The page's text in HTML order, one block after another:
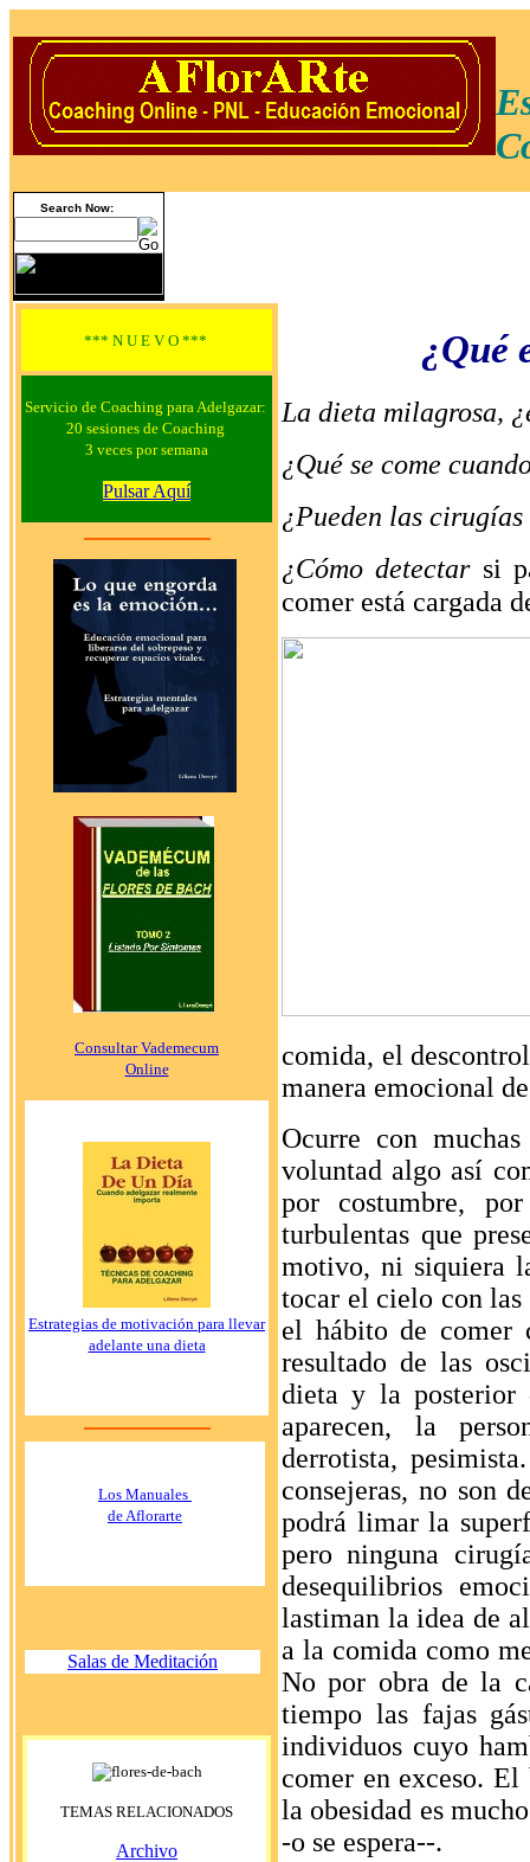
Search Now:
*** N U E V O ***
Servicio de Coaching para Adelgazar:
20 sesiones de Coaching
3 veces por semana
Pulsar Aquí
Consultar Vademecum
Online
Estrategias de motivación para llevar
adelante una dieta
Los Manuales
de Aflorarte
Salas de Meditación
TEMAS RELACIONADOS
Archivo
¿Qué
La dieta milagrosa,
¿Qué se come
¿Pueden las
¿Cómo detectar si
comer está cargada
comida, el
manera emocional
Ocurre con
voluntad algo así
por costumbre,
turbulentas que
motivo, ni siquiera
tocar el cielo con las
el hábito de comer
resultado de las
dieta y la posterior
aparecen, la
derrotista,
consejeras, no son
podrá limar la
pero ninguna
desequilibrios
lastiman la idea de
a la comida como
No por obra de la
tiempo las fajas
individuos cuyo
comer en exceso.
la obesidad es
-o se espera--.